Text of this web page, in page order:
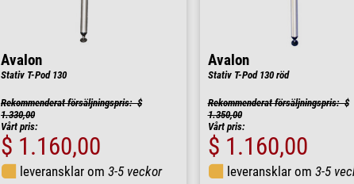
Avalon
Stativ T-Pod 130
Rekommenderat försäljningspris: $
1.330,00
Vårt pris:
$ 1.160,00
leveransklar om 3-5 veckor
Avalon
Stativ T-Pod 130 röd
Rekommenderat försäljningspris: $
1.350,00
Vårt pris:
$ 1.160,00
leveransklar om 3-5